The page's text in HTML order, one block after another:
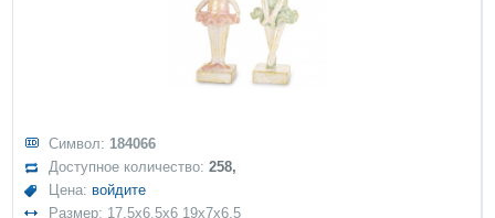
Символ: 184066
Доступное количество:258,
Цена: войдите
Размер: 17,5x6,5x6 19x7x6,5